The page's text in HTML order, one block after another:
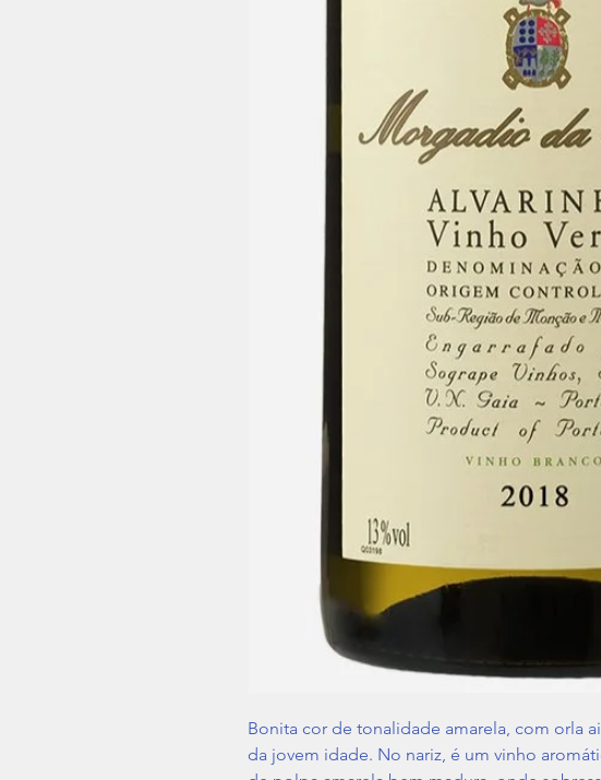
Bonita cor de tonalidade amarela, com orla
da jovem idade. No nariz, é um vinho